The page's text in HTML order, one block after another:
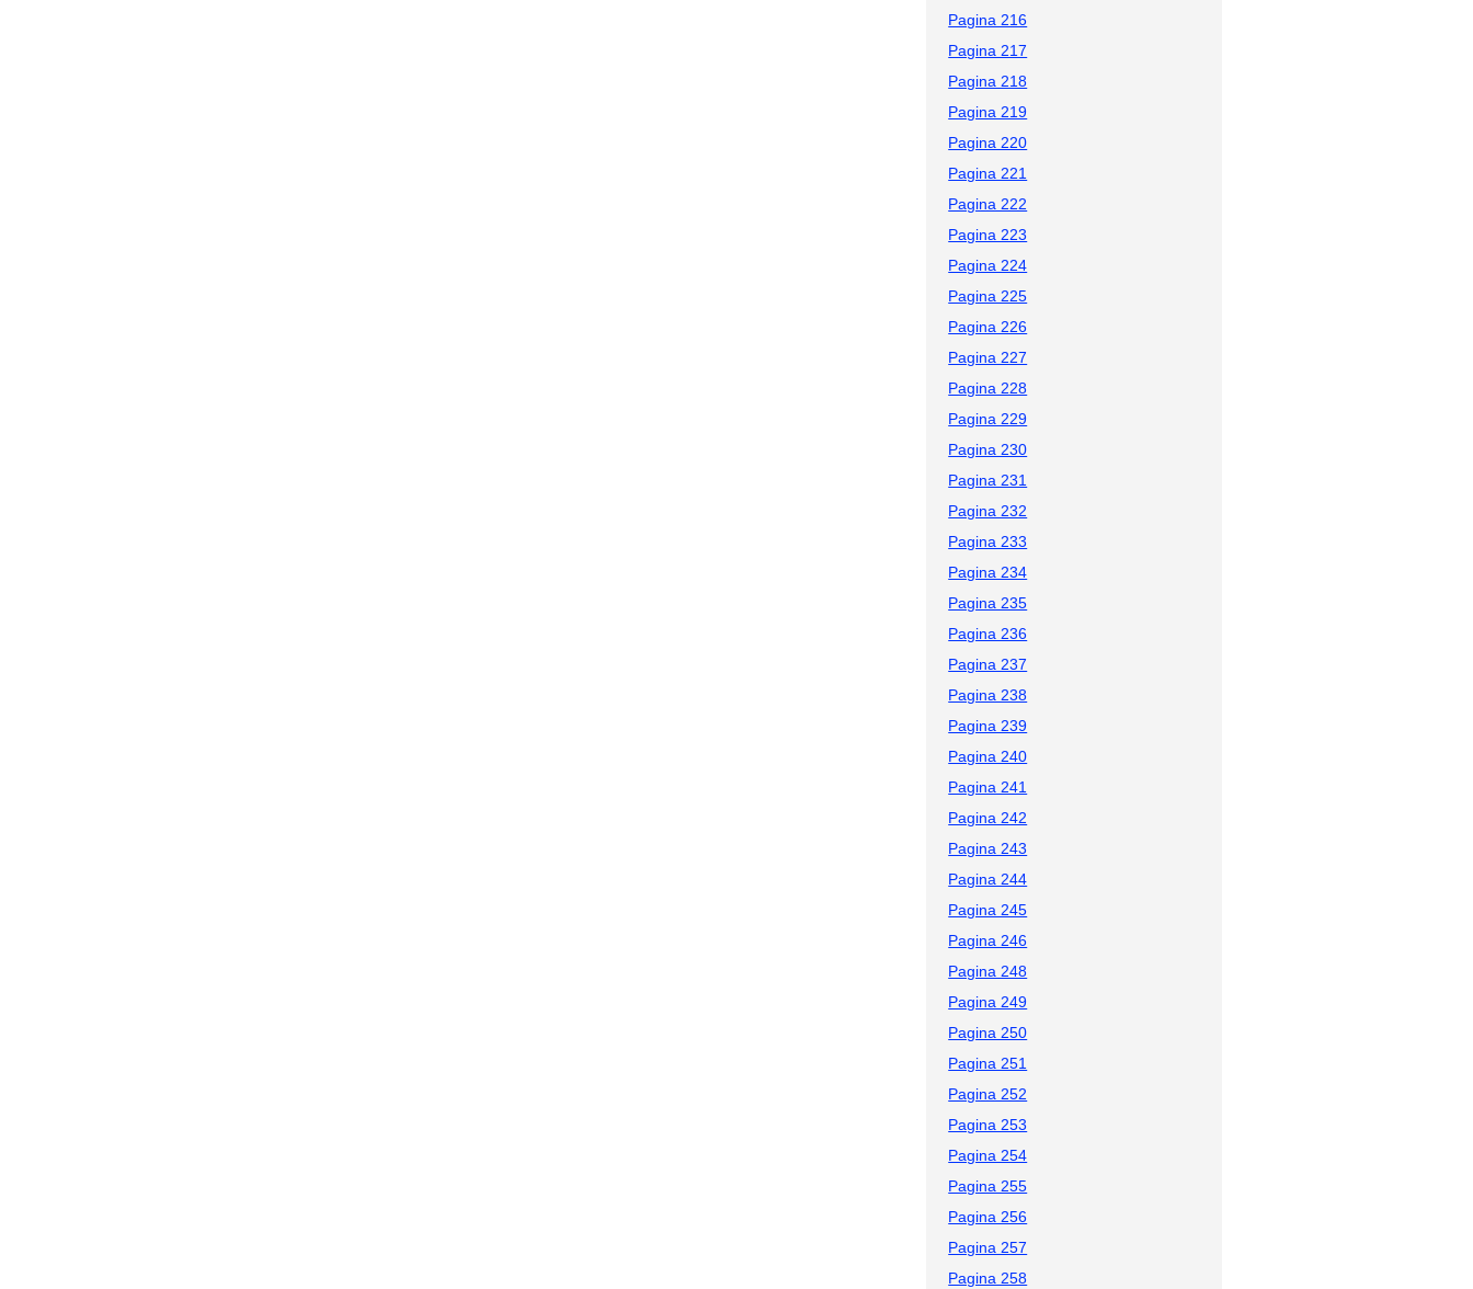
Pagina 216
Pagina 217
Pagina 218
Pagina 219
Pagina 220
Pagina 221
Pagina 222
Pagina 223
Pagina 224
Pagina 225
Pagina 226
Pagina 227
Pagina 228
Pagina 229
Pagina 230
Pagina 231
Pagina 232
Pagina 233
Pagina 234
Pagina 235
Pagina 236
Pagina 237
Pagina 238
Pagina 239
Pagina 240
Pagina 241
Pagina 242
Pagina 243
Pagina 244
Pagina 245
Pagina 246
Pagina 248
Pagina 249
Pagina 250
Pagina 251
Pagina 252
Pagina 253
Pagina 254
Pagina 255
Pagina 256
Pagina 257
Pagina 258